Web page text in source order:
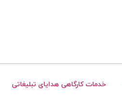
خدمات کارگاهی هدایای تبلیغاتی